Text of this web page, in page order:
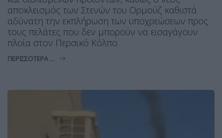
αποκλεισμός των Στενών του Ορμούζ καθιστά
αδύνατη την εκπλήρωση των υποχρεώσεων προς
τους πελάτες που δεν μπορούν να εισαγάγουν
πλοία στον Περσικό Κόλπο.
ΠΕΡΙΣΣΌΤΕΡΑ ...